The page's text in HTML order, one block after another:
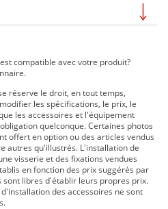
compatible avec votre produit?
réserve le droit, en tout temps,
les spécifications, le prix, le
les accessoires et l'équipement
quelconque. Certaines photos
offert en option ou des articles vendus
autres qu'illustrés. L'installation de
visserie et des fixations vendues
en fonction des prix suggérés par
sont libres d'établir leurs propres prix.
des accessoires ne sont